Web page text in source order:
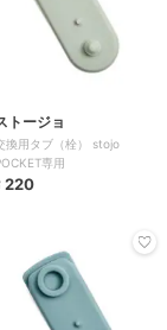
トージョ
換用タブ（栓） stojo
専用
220